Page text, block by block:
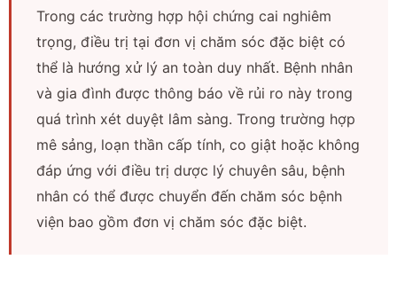
Trong các trường hợp hội chứng cai nghiêm
trọng, điều trị tại đơn vị chăm sóc đặc biệt có
thể là hướng xử lý an toàn duy nhất. Bệnh nhân
và gia đình được thông báo về rủi ro này trong
quá trình xét duyệt lâm sàng. Trong trường hợp
mê sảng, loạn thần cấp tính, co giật hoặc không
đáp ứng với điều trị dược lý chuyên sâu, bệnh
nhân có thể được chuyển đến chăm sóc bệnh
viện bao gồm đơn vị chăm sóc đặc biệt.